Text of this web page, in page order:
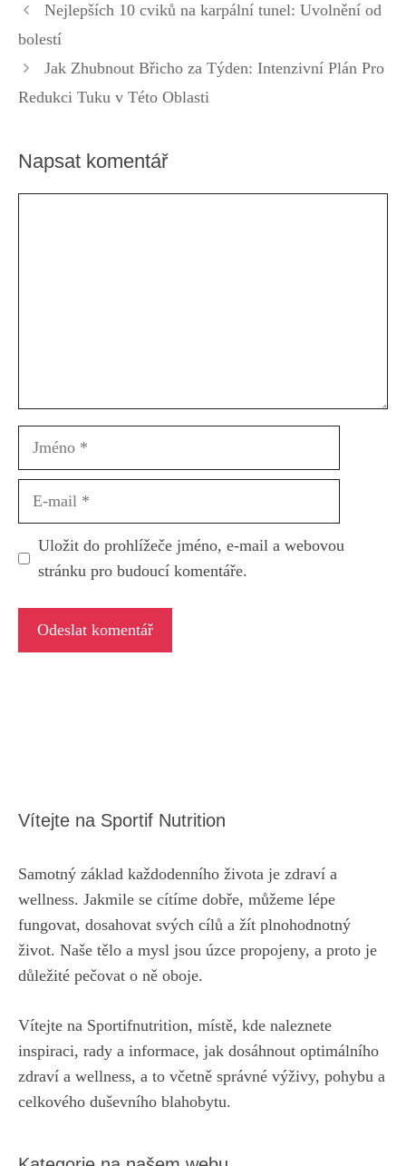
Nejlepších 10 cviků na karpální tunel: Uvolnění od
bolestí
Jak Zhubnout Břicho za Týden: Intenzivní Plán Pro
Redukci Tuku v Této Oblasti
Napsat komentář
Jméno
Uložit do prohlížeče jméno, e-mail a webovou
stránku pro budoucí komentáře.
Vítejte na Sportif Nutrition
Samotný základ každodenního života je zdraví a
wellness. Jakmile se cítíme dobře, můžeme lépe
fungovat, dosahovat svých cílů a žít plnohodnotný
život. Naše tělo a mysl jsou úzce propojeny, a proto je
důležité pečovat o ně oboje.
Vítejte na Sportifnutrition, místě, kde naleznete
inspiraci, rady a informace, jak dosáhnout optimálního
zdraví a wellness, a to včetně správné výživy, pohybu a
celkového duševního blahobytu.